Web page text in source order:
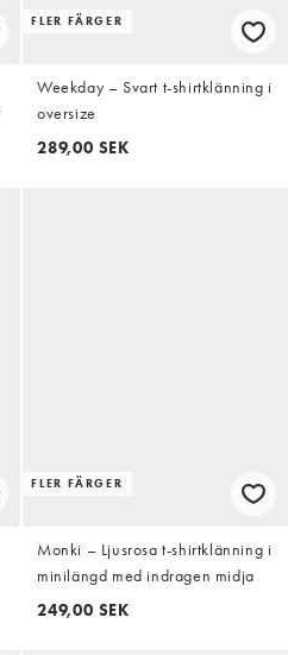
FLER FÄRGER
Weekday – Svart t-shirtklänning i
oversize
289,00 SEK
FLER FÄRGER
Monki – Ljusrosa t-shirtklänning i
minilängd med indragen midja
249,00 SEK